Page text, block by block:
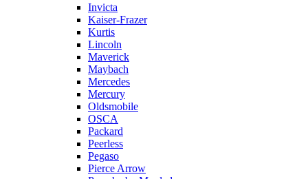
Invicta
Kaiser-Frazer
Kurtis
Lincoln
Maverick
Maybach
Mercedes
Mercury
Oldsmobile
OSCA
Packard
Peerless
Pegaso
Pierce Arrow